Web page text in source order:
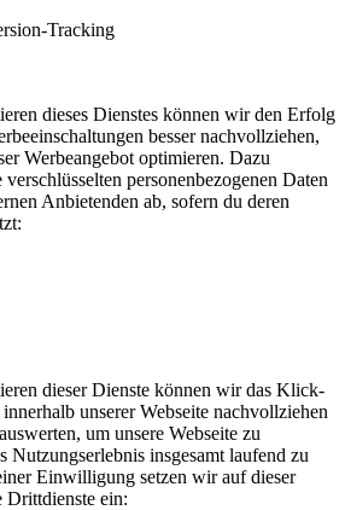
Tracking
dieses Dienstes können wir den Erfolg
besser nachvollziehen,
Werbeangebot optimieren. Dazu
personenbezogenen Daten
Anbietenden ab, sofern du deren
dieser Dienste können wir das Klick-
unserer Webseite nachvollziehen
um unsere Webseite zu
Nutzungserlebnis insgesamt laufend zu
Einwilligung setzen wir auf dieser
Drittdienste ein: